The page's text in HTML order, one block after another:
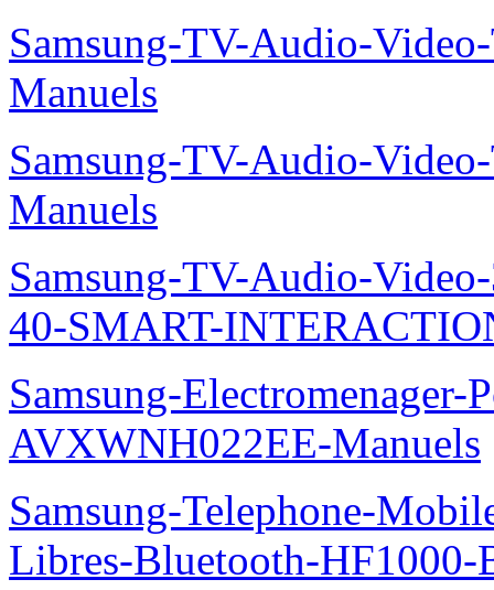
Samsung-TV-Audio-
Manuels
Samsung-TV-Audio-
Manuels
Samsung-TV-Audio-
40-SMART-
Samsung-
AVXWNH022EE-Manuels
Samsung-Telephone-
Libres-Bluetooth-HF1000-